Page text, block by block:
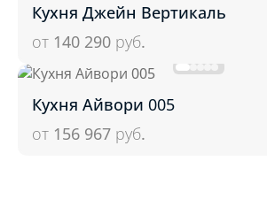
Кухня Джейн Вертикаль
от 140 290 руб.
Кухня Айвори 005
от 156 967 руб.